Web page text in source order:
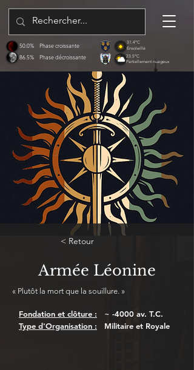
86.5%
50.0%
Phase décroissante
Phase croissante
31.4°C
Ensoleillé
23.5°C
Partiellement nuageux
< Retour
Armée Léonine
« Plutôt la mort que la souillure. »
Fondation et clôture :
Type d'Organisation :
~ -4000 av. T.C.
Militaire et Royale